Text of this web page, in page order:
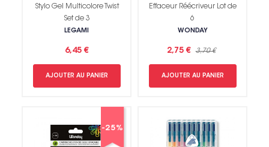
Stylo Gel Multicolore Twist
Set de 3
LEGAMI
6,45 €
AJOUTER AU PANIER
Effaceur Réécriveur Lot de
6
WONDAY
2,75 € 3,70 €
AJOUTER AU PANIER
-25%